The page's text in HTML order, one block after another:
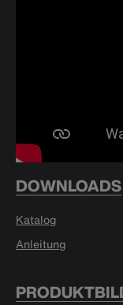
DOWNLOADS
Katalog
Anleitung